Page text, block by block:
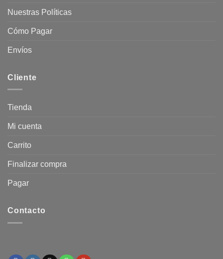
Nuestras Políticas
Cómo Pagar
Envíos
Cliente
Tienda
Mi cuenta
Carrito
Finalizar compra
Pagar
Contacto